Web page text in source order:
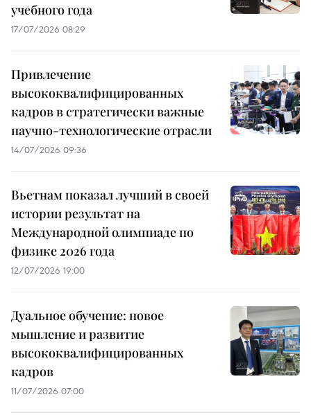
учебного года
17/07/2026 08:29
Привлечение
высококвалифицированных
кадров в стратегически важные
научно-технологические отрасли
14/07/2026 09:36
Вьетнам показал лучший в своей
истории результат на
Международной олимпиаде по
физике 2026 года
12/07/2026 19:00
Дуальное обучение: новое
мышление и развитие
высококвалифицированных
кадров
11/07/2026 07:00